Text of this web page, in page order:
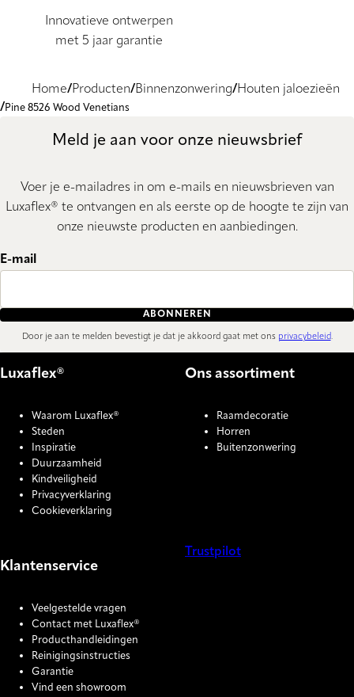
Innovatieve ontwerpen
met 5 jaar garantie
Home Producten Binnenzonwering Houten jaloezieën
Pine 8526 Wood Venetians
Meld je aan voor onze nieuwsbrief
Voer je e-mailadres in om e-mails en nieuwsbrieven van
Luxaflex® te ontvangen en als eerste op de hoogte te zijn van
onze nieuwste producten en aanbiedingen.
E-mail
ABONNEREN
Door je aan te melden bevestigt je dat je akkoord gaat met ons privacybeleid.
Luxaflex®
Waarom Luxaflex®
Steden
Inspiratie
Duurzaamheid
Kindveiligheid
Privacyverklaring
Cookieverklaring
Ons assortiment
Raamdecoratie
Horren
Buitenzonwering
Klantenservice
Veelgestelde vragen
Contact met Luxaflex®
Producthandleidingen
Reinigingsinstructies
Garantie
Vind een showroom
Trustpilot